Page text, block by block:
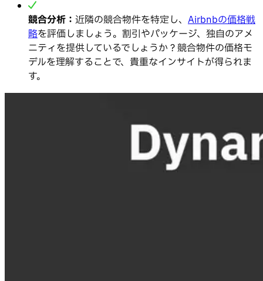
競合分析： 近隣の競合物件を特定し、 Airbnbの価格戦
略を評価しましょう。割引やパッケージ、独自のアメ
ニティを提供しているでしょうか？競合物件の価格モ
デルを理解することで、貴重なインサイトが得られま
す。